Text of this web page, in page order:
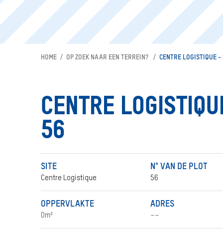
BINNEN
SCHALEN
DE VOORDELEN VAN
INTERMODALITEIT
FINANCIËLE STEUN
ONREGELMATIGHEID
NUTTIGE LINKS
HOME OP ZOEK NAAR EEN TERREIN? CENTRE LOGISTIQUE -
CENTRE
56
SITE
Centre Logistique
N° VAN DE PLOT
56
OPPERVLAKTE
0m²
ADRES
––